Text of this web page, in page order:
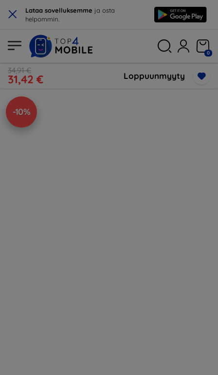
× Lataa sovelluksemme ja osta
helpommin.
0
34,91 €
31,42 € Loppuunmyyty
-10%